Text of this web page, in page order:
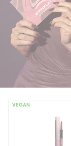
VEGAN